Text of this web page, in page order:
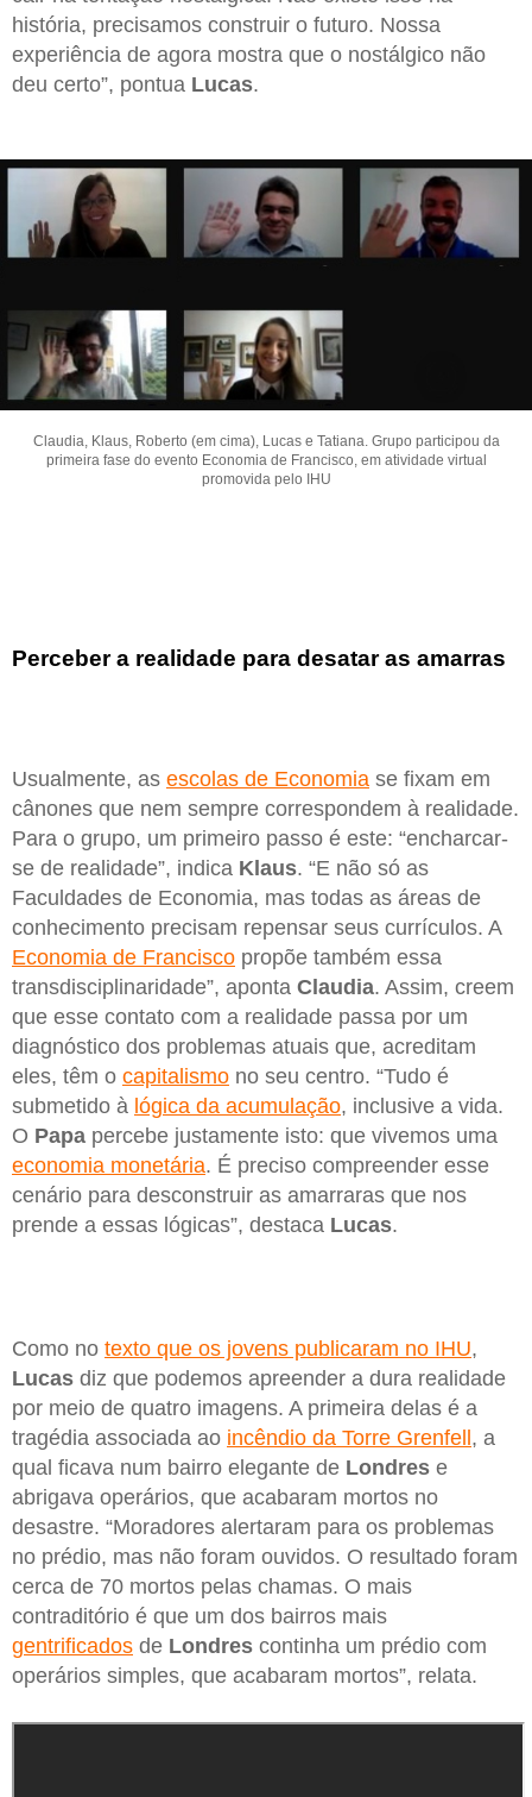
história, precisamos construir o futuro. Nossa
experiência de agora mostra que o nostálgico não
deu certo”, pontua Lucas.
Claudia, Klaus, Roberto (em cima), Lucas e Tatiana. Grupo participou da
primeira fase do evento Economia de Francisco, em atividade virtual
promovida pelo IHU
Perceber a realidade para desatar as amarras
Usualmente, as escolas de Economia se fixam em
cânones que nem sempre correspondem à realidade.
Para o grupo, um primeiro passo é este: “encharcar-
se de realidade”, indica Klaus. “E não só as
Faculdades de Economia, mas todas as áreas de
conhecimento precisam repensar seus currículos. A
Economia de Francisco propõe também essa
transdisciplinaridade”, aponta Claudia. Assim, creem
que esse contato com a realidade passa por um
diagnóstico dos problemas atuais que, acreditam
eles, têm o capitalismo no seu centro. “Tudo é
submetido à lógica da acumulação, inclusive a vida.
O Papa percebe justamente isto: que vivemos uma
economia monetária. É preciso compreender esse
cenário para desconstruir as amarraras que nos
prende a essas lógicas”, destaca Lucas.
Como no texto que os jovens publicaram no IHU,
Lucas diz que podemos apreender a dura realidade
por meio de quatro imagens. A primeira delas é a
tragédia associada ao incêndio da Torre Grenfell, a
qual ficava num bairro elegante de Londres e
abrigava operários, que acabaram mortos no
desastre. “Moradores alertaram para os problemas
no prédio, mas não foram ouvidos. O resultado foram
cerca de 70 mortos pelas chamas. O mais
contraditório é que um dos bairros mais
gentrificados de Londres continha um prédio com
operários simples, que acabaram mortos”, relata.